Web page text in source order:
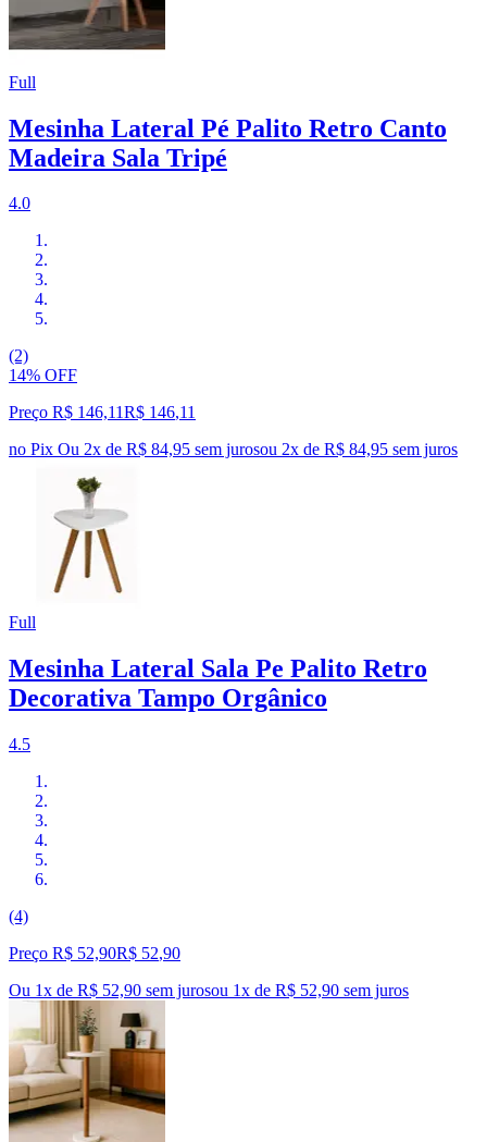
Full
Mesinha Lateral Pé Palito Retro Canto
Madeira Sala Tripé
4.0
(2)
14% OFF
Preço R$ 146,11R$ 146,11
no Pix Ou 2x de R$ 84,95 sem jurosou 2x de R$ 84,95 sem juros
Full
Mesinha Lateral Sala Pe Palito Retro
Decorativa Tampo Orgânico
4.5
(4)
Preço R$ 52,90R$ 52,90
Ou 1x de R$ 52,90 sem jurosou 1x de R$ 52,90 sem juros